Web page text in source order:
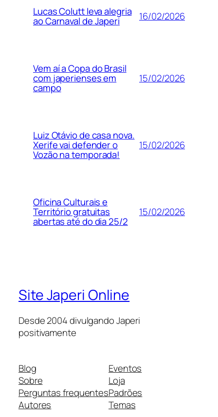
Lucas Colutt leva alegria
ao Carnaval de Japeri 16/02/2026
Vem aí a Copa do Brasil
com japerienses em
campo
15/02/2026
Luiz Otávio de casa nova.
Xerife vai defender o
Vozão na temporada!
15/02/2026
Oficina Culturais e
Território gratuitas
abertas até do dia 25/2
15/02/2026
Site Japeri Online
Desde 2004 divulgando Japeri
positivamente
Blog
Sobre
Perguntas frequentes
Autores
Eventos
Loja
Padrões
Temas